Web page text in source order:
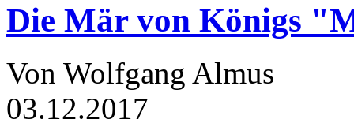
Die Mär von Königs
Von Wolfgang Almus
03.12.2017